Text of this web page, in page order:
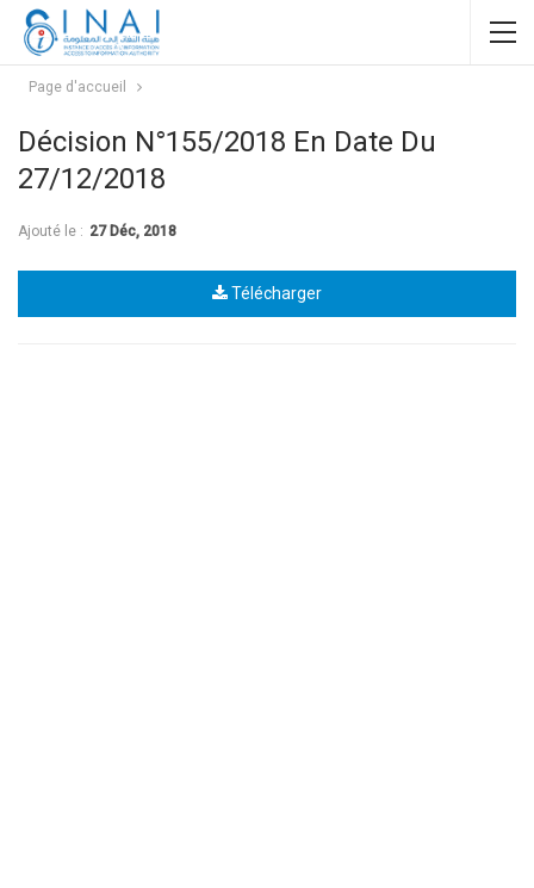
Page d'accueil
Décision N°155/2018 En Date Du
27/12/2018
Ajouté le : 27 Déc, 2018
Télécharger